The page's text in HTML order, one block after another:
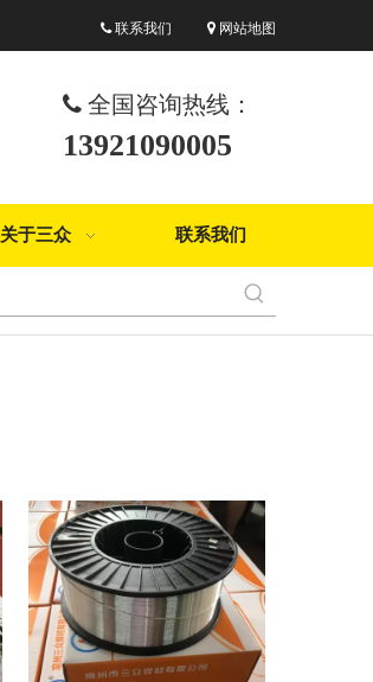
 联系我们  网站地图
 全国咨询热线：
13921090005
关于三众 联系我们